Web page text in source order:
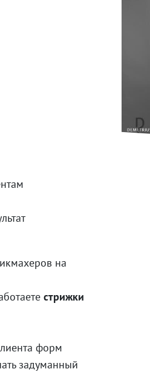
на
стрижки
форм
задуманный